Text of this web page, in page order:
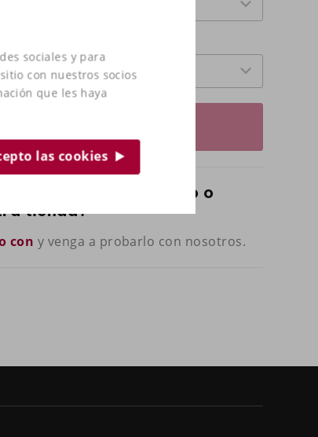
sociales y para
con nuestros socios
que les haya
las cookies
sobre este producto o
tienda?
con y venga a probarlo con nosotros.